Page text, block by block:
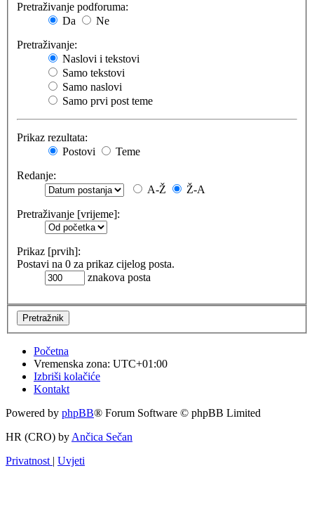
Pretraživanje podforuma:
Da
Ne
Pretraživanje:
Naslovi i tekstovi
Samo tekstovi
Samo naslovi
Samo prvi post teme
Prikaz rezultata:
Postovi
Teme
Redanje:
A-Ž
Ž-A
Pretraživanje [vrijeme]:
Prikaz [prvih]:
Postavi na 0 za prikaz cijelog posta.
znakova posta
Početna
Vremenska zona: UTC+01:00
Izbriši kolačiće
Kontakt
Powered by phpBB® Forum Software © phpBB Limited
HR (CRO) by Ančica Sečan
Privatnost | Uvjeti